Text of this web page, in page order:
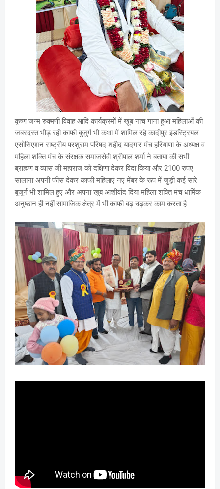
कृष्ण जन्म रुक्मणी विवाह आदि कार्यक्रमों में खूब नाच गाना हुआ महिलाओं की
जबरदस्त भीड़ रही काफी बुजुर्ग भी कथा में शामिल रहे कादीपुर इंडस्ट्रियल
एसोसिएशन राष्ट्रीय परशुराम परिषद शहीद यादगार मंच हरियाणा के अध्यक्ष व
महिला शक्ति मंच के संरक्षक समाजसेवी श्रीपाल शर्मा ने बताया की सभी
ब्राह्मण व व्यास जी महाराज को दक्षिणा देकर विदा किया और 2100 रुपए
सालाना अपनी फीस देकर काफी महिलाएं नए मेंबर के रूप में जुड़ी कई सारे
बुजुर्ग भी शामिल हुए और अपना खूब आशीर्वाद दिया महिला शक्ति मंच धार्मिक
अनुष्ठान ही नहीं सामाजिक क्षेत्र में भी काफी बढ़ चढ़कर काम करता है